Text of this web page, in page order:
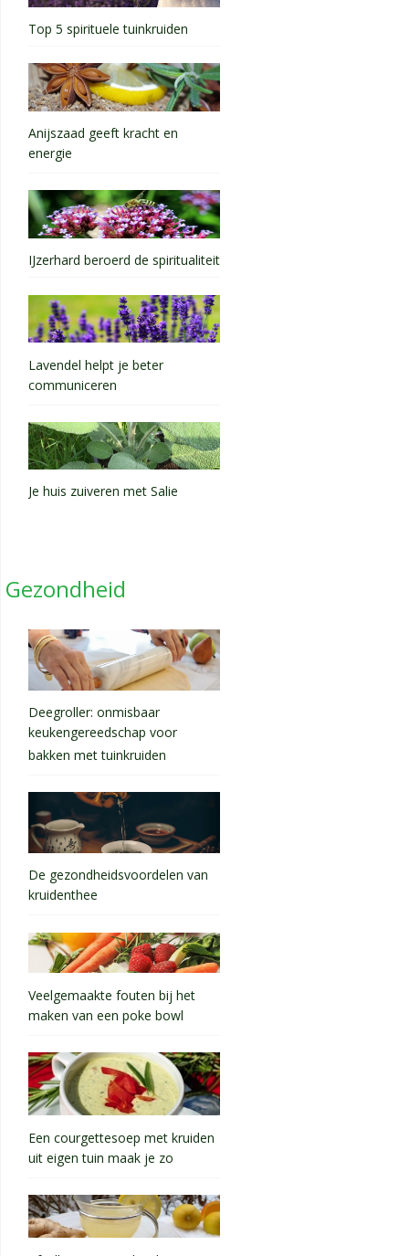
Top 5 spirituele tuinkruiden
Anijszaad geeft kracht en
energie
IJzerhard beroerd de spiritualiteit
Lavendel helpt je beter
communiceren
Je huis zuiveren met Salie
Gezondheid
Deegroller: onmisbaar
keukengereedschap voor
bakken met tuinkruiden
De gezondheidsvoordelen van
kruidenthee
Veelgemaakte fouten bij het
maken van een poke bowl
Een courgettesoep met kruiden
uit eigen tuin maak je zo